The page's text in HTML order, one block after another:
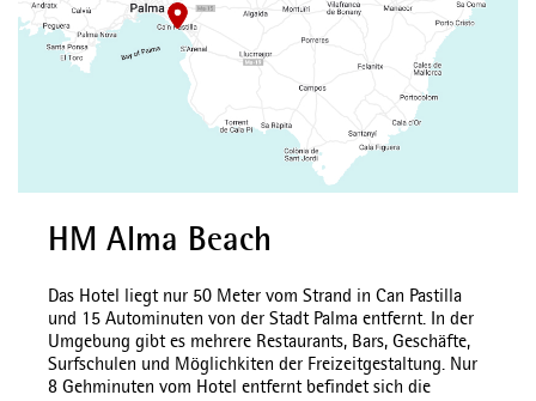
HM Alma Beach
Das Hotel liegt nur 50 Meter vom Strand in Can Pastilla
und 15 Autominuten von der Stadt Palma entfernt. In der
Umgebung gibt es mehrere Restaurants, Bars, Geschäfte,
Surfschulen und Möglichkiten der Freizeitgestaltung. Nur
8 Gehminuten vom Hotel entfernt befindet sich die